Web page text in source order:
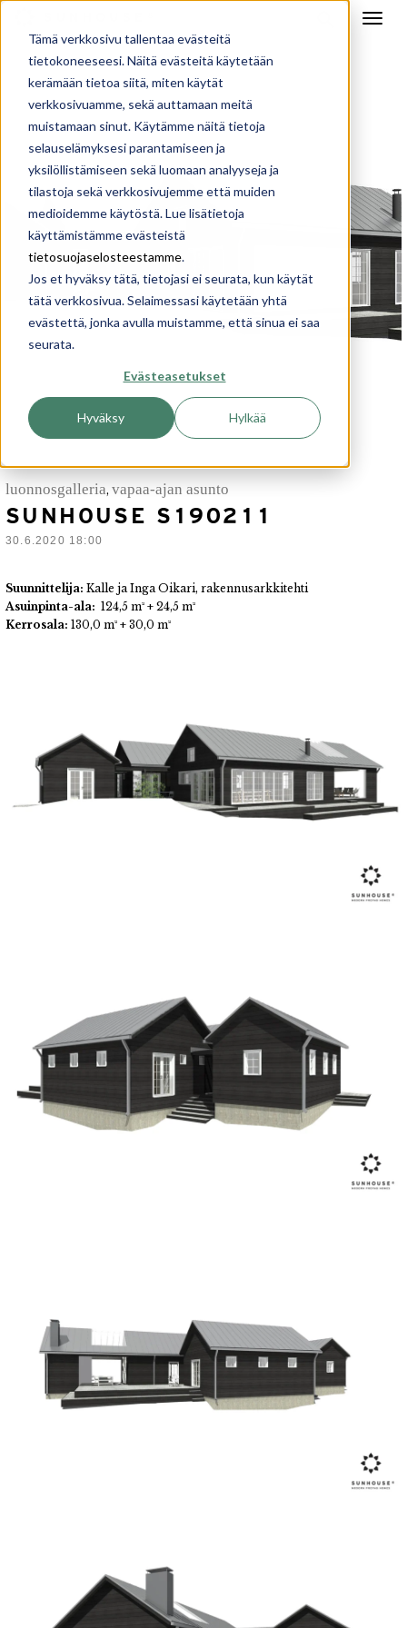
Tämä verkkosivu tallentaa evästeitä
tietokoneeseesi. Näitä evästeitä käytetään
kerämään tietoa siitä, miten käytät
verkkosivuamme, sekä auttamaan meitä
muistamaan sinut. Käytämme näitä tietoja
selauselämyksesi parantamiseen ja
yksilöllistämiseen sekä luomaan analyyseja ja
tilastoja sekä verkkosivujemme että muiden
medioidemme käytöstä. Lue lisätietoja
käyttämistämme evästeistä
tietosuojaselosteestamme.
Jos et hyväksy tätä, tietojasi ei seurata, kun käytät
tätä verkkosivua. Selaimessasi käytetään yhtä
evästettä, jonka avulla muistamme, että sinua ei saa
seurata.
Evästeasetukset
Hyväksy Hylkää
luonnosgalleria, vapaa-ajan asunto
SUNHOUSE S190211
30.6.2020 18:00
Suunnittelija: Kalle ja Inga Oikari, rakennusarkkitehti
Asuinpinta-ala: 124,5 m² + 24,5 m²
Kerrosala: 130,0 m² + 30,0 m²